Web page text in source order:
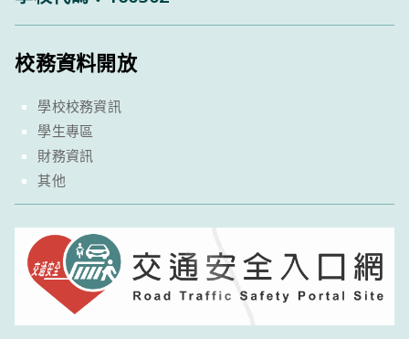
校務資料開放
學校校務資訊
學生專區
財務資訊
其他